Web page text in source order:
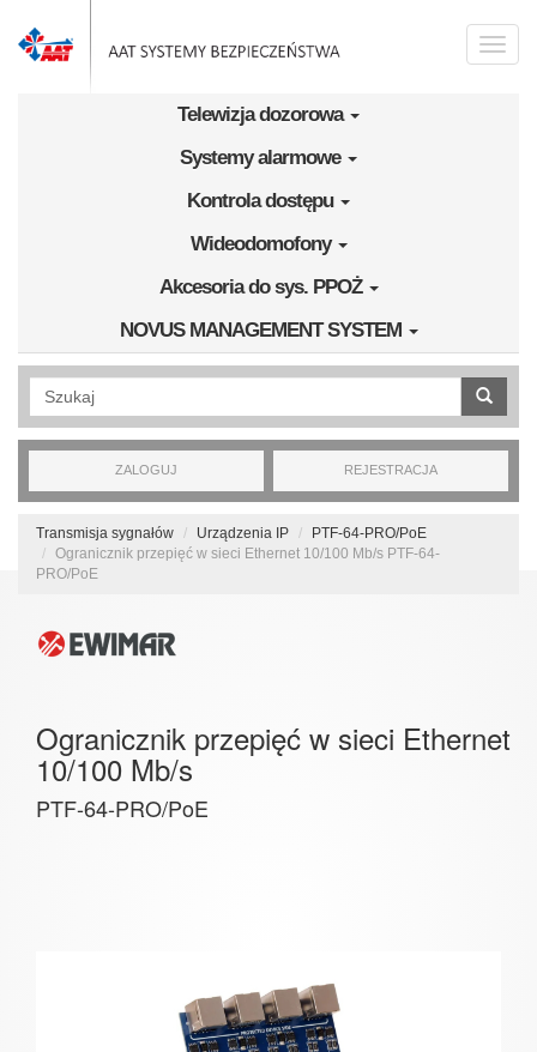
Toggle
Telewizja dozorowa
Systemy alarmowe
Kontrola dostępu
Wideodomofony
Akcesoria do sys. PPOŻ
NOVUS MANAGEMENT SYSTEM
Wyszukiwanie pełnotekstowe
ZALOGUJ REJESTRACJA
Transmisja sygnałów Urządzenia IP
PTF-64-PRO/PoE
Ogranicznik przepięć w sieci Ethernet 10/100 Mb/s PTF-64-
PRO/PoE
Ogranicznik przepięć w sieci Ethernet
10/100 Mb/s
PTF-64-PRO/PoE